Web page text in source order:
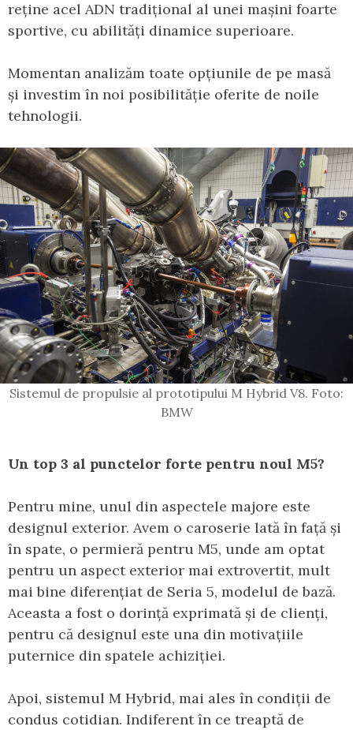
reține acel ADN tradițional al unei mașini foarte
sportive, cu abilități dinamice superioare.
Momentan analizăm toate opțiunile de pe masă
și investim în noi posibilităție oferite de noile
tehnologii.
Sistemul de propulsie al prototipului M Hybrid V8. Foto:
BMW
Un top 3 al punctelor forte pentru noul M5?
Pentru mine, unul din aspectele majore este
designul exterior. Avem o caroserie lată în față și
în spate, o permieră pentru M5, unde am optat
pentru un aspect exterior mai extrovertit, mult
mai bine diferențiat de Seria 5, modelul de bază.
Aceasta a fost o dorință exprimată și de clienți,
pentru că designul este una din motivațiile
puternice din spatele achiziției.
Apoi, sistemul M Hybrid, mai ales în condiții de
condus cotidian. Indiferent în ce treaptă de